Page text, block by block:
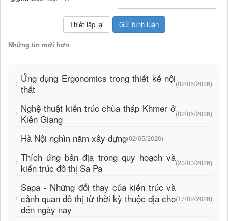
Những tin mới hơn
Ứng dụng Ergonomics trong thiết kế nội
thất
(02/05/2026)
Nghệ thuật kiến trúc chùa tháp Khmer ở
Kiên Giang
(02/05/2026)
Hà Nội nghìn năm xây dựng(02/05/2026)
Thích ứng bản địa trong quy hoạch và
kiến trúc đô thị Sa Pa
(23/03/2026)
Sapa - Những đổi thay của kiến trúc và
cảnh quan đô thị từ thời kỳ thuộc địa cho
đến ngày nay
(17/02/2026)